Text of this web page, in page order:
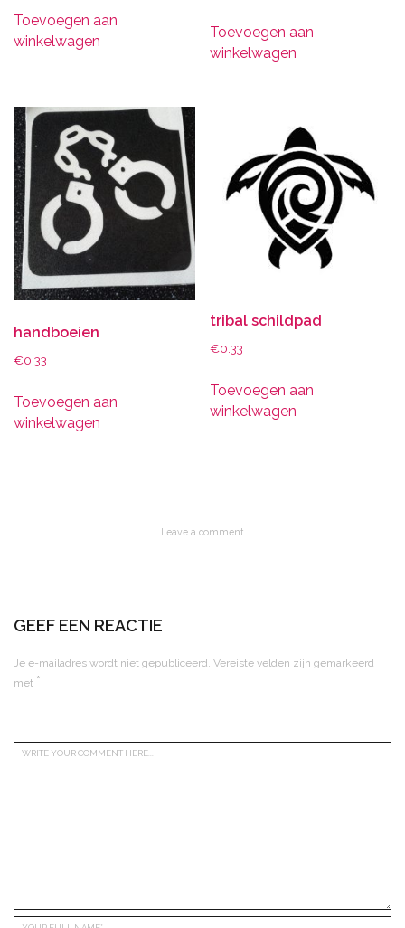
Toevoegen aan
winkelwagen
Toevoegen aan
winkelwagen
handboeien
€0.33
Toevoegen aan
winkelwagen
tribal schildpad
€0.33
Toevoegen aan
winkelwagen
Leave a comment
GEEF EEN REACTIE
Je e-mailadres wordt niet gepubliceerd. Vereiste velden zijn gemarkeerd
met *